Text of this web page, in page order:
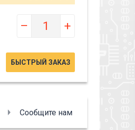
– +
БЫСТРЫЙ ЗАКАЗ
Сообщите нам